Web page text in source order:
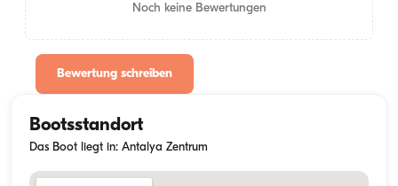
Noch keine Bewertungen
Bewertung schreiben
Bootsstandort
Das Boot liegt in: Antalya Zentrum